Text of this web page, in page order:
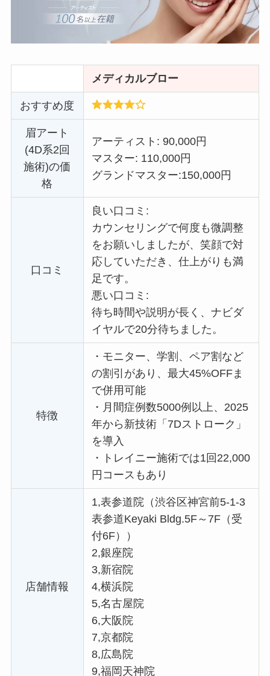
メディカルブロー
おすすめ度
眉アート
(4D系2回
施術)の価
格
アーティスト: 90,000円
マスター: 110,000円
グランドマスター:150,000円
口コミ
良い口コミ:
カウンセリングで何度も微調整
をお願いしましたが、笑顔で対
応していただき、仕上がりも満
足です。
悪い口コミ:
待ち時間や説明が長く、ナビダ
イヤルで20分待ちました。
特徴
・ モニター、学割、ペア割など
の割引があり、最大45%OFFま
で併用可能
・ 月間症例数5000例以上、2025
年から新技術「7Dストローク」
を導入
・
トレイニー施術では1回22,000
円コースもあり
店舗情報
1,表参道院（渋谷区神宮前5-1-3
表参道Keyaki Bldg.5F～7F（受
付6F））
2,銀座院
3,新宿院
4,横浜院
5,名古屋院
6,大阪院
7,京都院
8,広島院
9,福岡天神院